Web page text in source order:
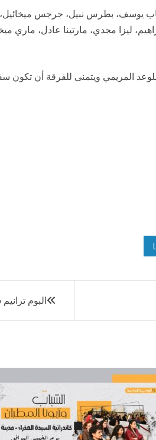
يوسف، بطرس نبيل، جرجس
ليزا مجدي، مارتينا عادل، ماري
المريمي ويتمنى للفرقة أن
البوم